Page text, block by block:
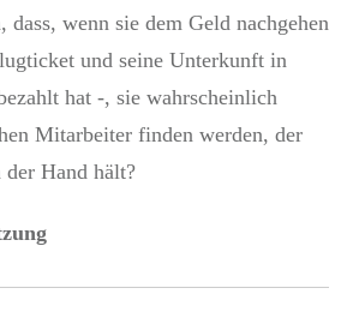
dass, wenn sie dem Geld nachgehen
und seine Unterkunft in
hat -, sie wahrscheinlich
Mitarbeiter finden werden, der
der Hand hält?